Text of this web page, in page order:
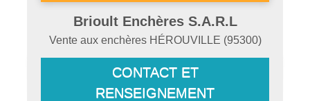
Brioult Enchères S.A.R.L
Vente aux enchères HÉROUVILLE (95300)
CONTACT ET
RENSEIGNEMENT